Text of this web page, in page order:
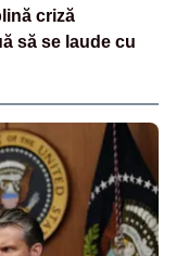
criză
să se laude cu